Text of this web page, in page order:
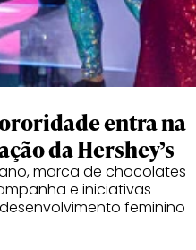
entra na
da Hershey’s
marca de chocolates
e iniciativas
feminino